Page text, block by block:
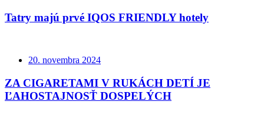
Tatry majú prvé IQOS FRIENDLY hotely
20. novembra 2024
ZA CIGARETAMI V RUKÁCH DETÍ JE
ĽAHOSTAJNOSŤ DOSPELÝCH